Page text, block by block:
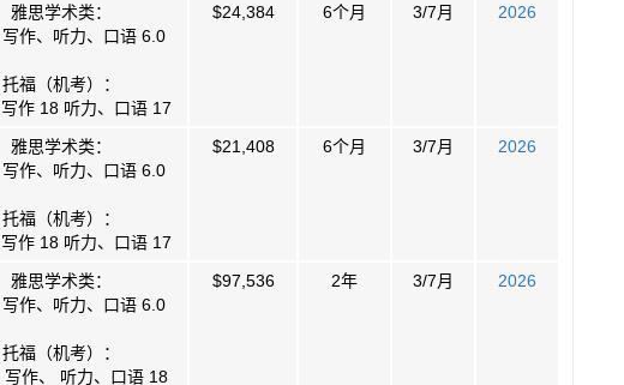
雅思学术类：
作、听力、口语 6.0
托福（机考）：
作 18 听力、口语 17
$24,384 6个月 3/7月 2026
雅思学术类：
作、听力、口语 6.0
托福（机考）：
作 18 听力、口语 17
$21,408 6个月 3/7月 2026
雅思学术类：
作、听力、口语 6.0
托福（机考）：
写作、 听力、口语 18
$97,536 2年 3/7月 2026